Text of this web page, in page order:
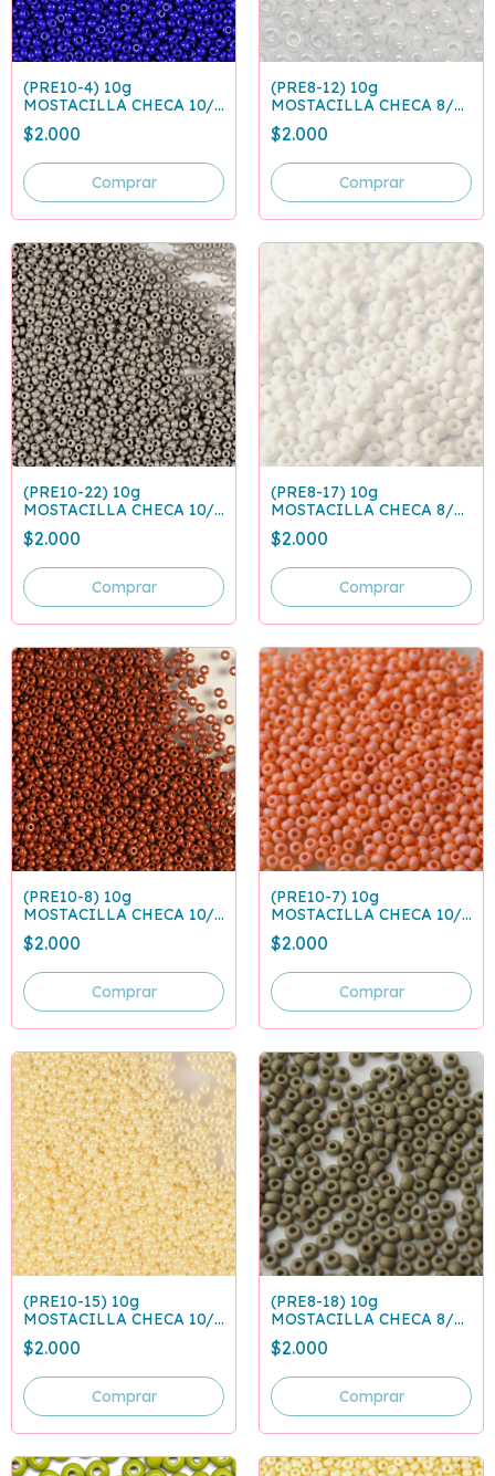
(PRE10-4) 10g
MOSTACILLA CHECA 10/0
AZUL REY CLARO 33060
$2.000
(PRE8-12) 10g
MOSTACILLA CHECA 8/0
BLANCO PERLADO 46102
$2.000
(PRE10-22) 10g
MOSTACILLA CHECA 10/0
GRIS 43020
$2.000
(PRE8-17) 10g
MOSTACILLA CHECA 8/0
BLANCO 03050
$2.000
(PRE10-8) 10g
MOSTACILLA CHECA 10/0
CAFE CLARO 13600
$2.000
(PRE10-7) 10g
MOSTACILLA CHECA 10/0
CORAL 09351
$2.000
(PRE10-15) 10g
MOSTACILLA CHECA 10/0
BEIGE CLA PERLADO
47113
$2.000
(PRE8-18) 10g
MOSTACILLA CHECA 8/0
GRIS 43020
$2.000